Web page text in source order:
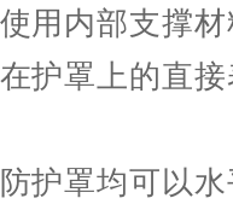
用内部支撑
护罩上的直
护罩均可以